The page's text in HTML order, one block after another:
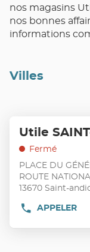
nos magasins
nos bonnes
informations
Villes
sur
touche
ENTRÉE
pour
obtenir
plus
Point
de
:
Utile
Fermé
PLACE DU
ROUTE
13670 Saint-
APPELER
AFFICHER
NUMÉRO